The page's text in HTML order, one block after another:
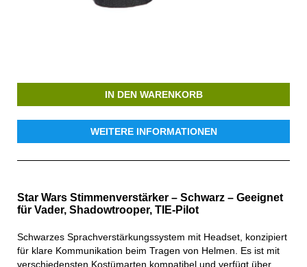
IN DEN WARENKORB
WEITERE INFORMATIONEN
Star Wars Stimmenverstärker – Schwarz – Geeignet
für Vader, Shadowtrooper, TIE-Pilot
Schwarzes Sprachverstärkungssystem mit Headset, konzipiert
für klare Kommunikation beim Tragen von Helmen. Es ist mit
verschiedensten Kostümarten kompatibel und verfügt über